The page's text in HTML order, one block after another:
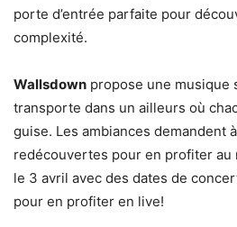
porte d’entrée parfaite pour
complexité.
Wallsdown propose une musique
transporte dans un ailleurs où
guise. Les ambiances demandent
redécouvertes pour en profiter au
le 3 avril avec des dates de
pour en profiter en live!